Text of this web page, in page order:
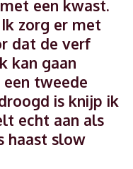
een kwast.
zorg er met
dat de verf
kan gaan
tweede
is knijp ik
echt aan als
haast slow